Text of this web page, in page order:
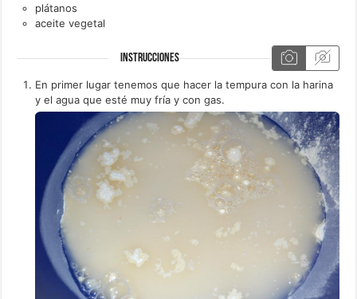
plátanos
aceite vegetal
INSTRUCCIONES
En primer lugar tenemos que hacer la tempura con la harina
y el agua que esté muy fría y con gas.